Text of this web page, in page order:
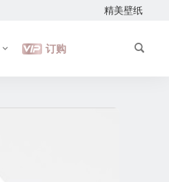
精美壁纸
订购